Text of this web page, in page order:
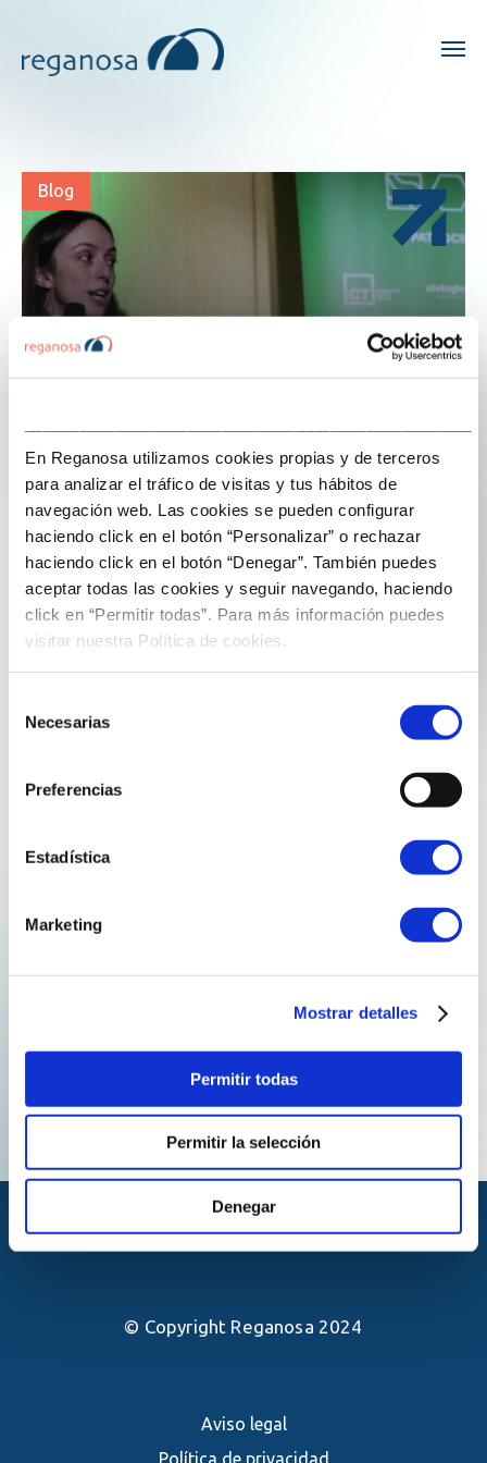
En Reganosa utilizamos cookies propias y de terceros
para analizar el tráfico de visitas y tus hábitos de
navegación web. Las cookies se pueden configurar
haciendo click en el botón “Personalizar” o rechazar
haciendo click en el botón “Denegar”. También puedes
aceptar todas las cookies y seguir navegando, haciendo
click en “Permitir todas”. Para más información puedes
visitar nuestra Política de cookies.
Necesarias
Preferencias
Estadística
Marketing
Mostrar detalles
Permitir todas
Permitir la selección
Denegar
Blog
29 de noviembre de 2024 comunicacion
Rocío Vega modera una mesa en las
cuartas Jornadas Puerto-Empresa de la
Autoridad Portuaria de Ferrol-San Cibrao
Portuaria de Ferrol-San Cibrao, que fueron convocadas
bajo el título “El puerto, vector energético”. Rocío Vega,
responsable del departamento de Digitalización y
Eficiencia Energética del equipo…
area portuaria de ferrol san cibrao
reganosa
Aviso legal
Política de privacidad
© Copyright Reganosa 2024